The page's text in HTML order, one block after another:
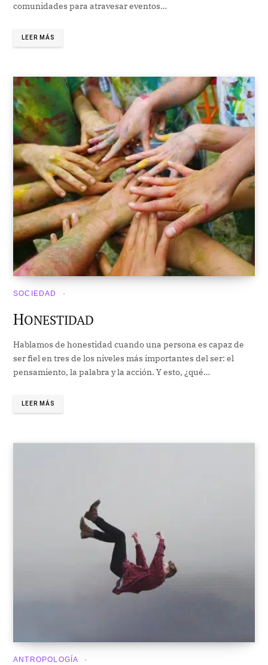
comunidades para atravesar eventos…
LEER MÁS
SOCIEDAD
HONESTIDAD
Hablamos de honestidad cuando una persona es capaz de
ser fiel en tres de los niveles más importantes del ser: el
pensamiento, la palabra y la acción. Y esto, ¿qué…
LEER MÁS
ANTROPOLOGÍA